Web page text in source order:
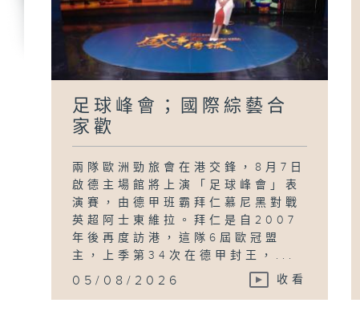
足球峰會；國際綜藝合
家歡
兩隊歐洲勁旅會在港交鋒，8月7日
啟德主場館將上演「足球峰會」表
演賽，由德甲班霸拜仁慕尼黑對戰
英超阿士東維拉。拜仁是自2007
年後再度訪港，這隊6屆歐冠盟
主，上季第34次在德甲封王，...
05/08/2026 收看